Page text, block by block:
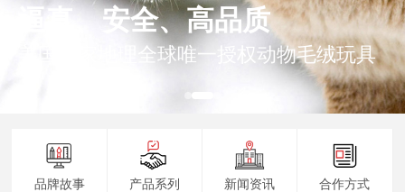
品牌故事 产品系列 新闻资讯 合作方式
逼真、安全、高品质
美国国家地理全球唯一授权动物毛绒玩具